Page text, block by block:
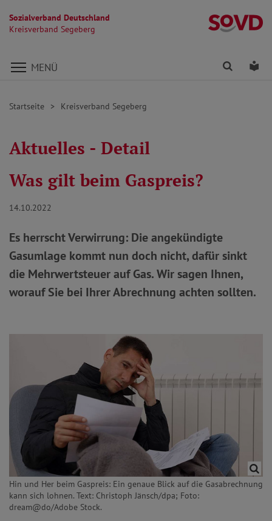
Sozialverband Deutschland
Kreisverband Segeberg
Direkt zu den Inhalten springen
MENÜ Finden
Startseite Kreisverband Segeberg
Aktuelles - Detail
Was gilt beim Gaspreis?
14.10.2022
Es herrscht Verwirrung: Die angekündigte
Gasumlage kommt nun doch nicht, dafür sinkt
die Mehrwertsteuer auf Gas. Wir sagen Ihnen,
worauf Sie bei Ihrer Abrechnung achten sollten.
Hin und Her beim Gaspreis: Ein genaue Blick auf die Gasabrechnung
kann sich lohnen. Text: Christoph Jänsch/dpa; Foto:
dream@do/Adobe Stock.